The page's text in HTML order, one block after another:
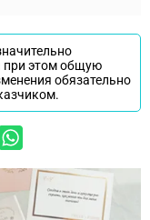
при этом общую
обязательно